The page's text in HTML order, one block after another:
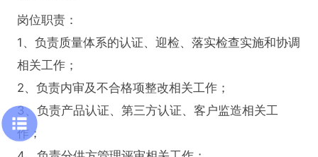
岗位职责：
1、负责质量体系的认证、迎检、落实检查实施和协调
相关工作；
2、负责内审及不合格项整改相关工作；
3、负责产品认证、第三方认证、客户监造相关工
作；